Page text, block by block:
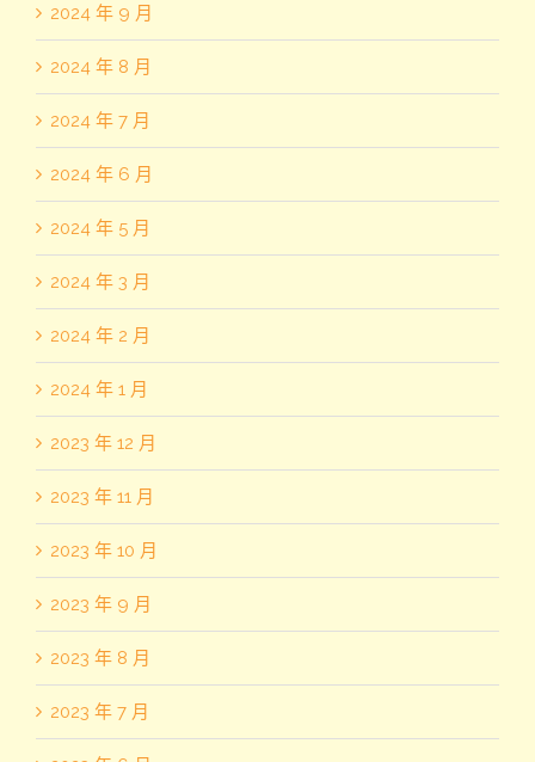
2024 年 9 月
2024 年 8 月
2024 年 7 月
2024 年 6 月
2024 年 5 月
2024 年 3 月
2024 年 2 月
2024 年 1 月
2023 年 12 月
2023 年 11 月
2023 年 10 月
2023 年 9 月
2023 年 8 月
2023 年 7 月